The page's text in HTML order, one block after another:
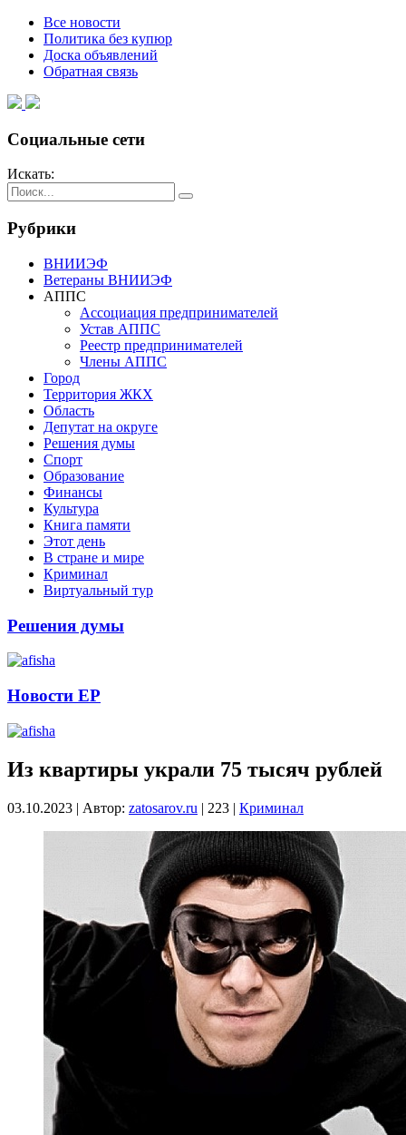
Все новости
Политика без купюр
Доска объявлений
Обратная связь
Социальные сети
Искать:
Рубрики
ВНИИЭФ
Ветераны ВНИИЭФ
АППС
Ассоциация предпринимателей
Устав АППС
Реестр предпринимателей
Члены АППС
Город
Территория ЖКХ
Область
Депутат на округе
Решения думы
Спорт
Образование
Финансы
Культура
Книга памяти
Этот день
В стране и мире
Криминал
Виртуальный тур
Решения думы
Новости ЕР
Из квартиры украли 75 тысяч рублей
03.10.2023 | Автор: zatosarov.ru | 223 | Криминал